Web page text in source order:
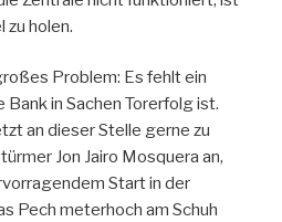
zu holen.
Problem: Es fehlt ein
Bank in Sachen Torerfolg ist.
an dieser Stelle gerne zu
Jon Jairo Mosquera an,
Start in der
Pech meterhoch am Schuh